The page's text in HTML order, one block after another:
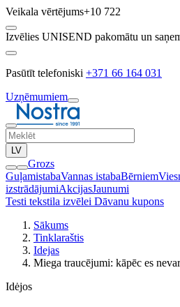
Veikala vērtējums+10 722
Izvēlies UNISEND pakomātu un
Pasūtīt telefoniski +371 66 164 031
Uzņēmumiem
LV
Grozs
GuļamistabaVannas istabaBērniem
izstrādājumiAkcijasJaunumi
Testi tekstila izvēlei Dāvanu kupons
Sākums
Tinklaraštis
Idejas
Miega traucējumi: kāpēc es
Idėjos